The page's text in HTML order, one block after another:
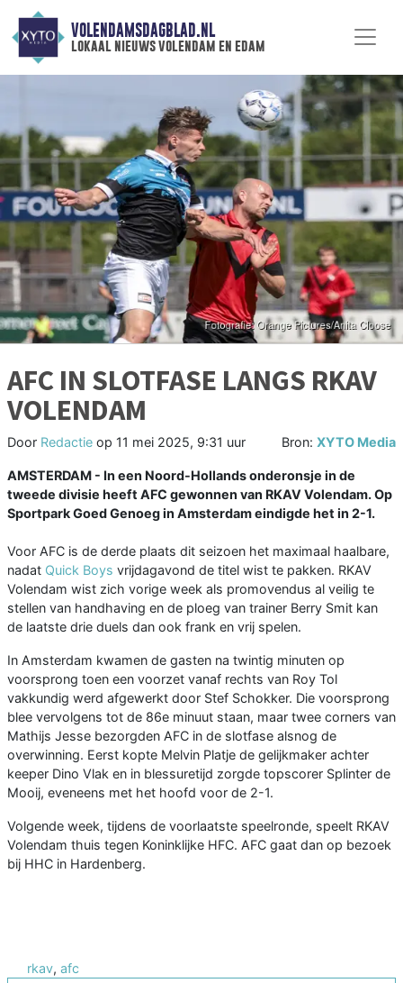
VOLENDAMSDAGBLAD.NL
lokaal nieuws volendam en edam
AFC IN SLOTFASE LANGS RKAV
VOLENDAM
Door Redactie op 11 mei 2025, 9:31 uur Bron: XYTO Media
AMSTERDAM - In een Noord-Hollands onderonsje in de
tweede divisie heeft AFC gewonnen van RKAV Volendam. Op
Sportpark Goed Genoeg in Amsterdam eindigde het in 2-1.
Voor AFC is de derde plaats dit seizoen het maximaal haalbare,
nadat Quick Boys vrijdagavond de titel wist te pakken. RKAV
Volendam wist zich vorige week als promovendus al veilig te
stellen van handhaving en de ploeg van trainer Berry Smit kan
de laatste drie duels dan ook frank en vrij spelen.
In Amsterdam kwamen de gasten na twintig minuten op
voorsprong toen een voorzet vanaf rechts van Roy Tol
vakkundig werd afgewerkt door Stef Schokker. Die voorsprong
blee vervolgens tot de 86e minuut staan, maar twee corners van
Mathijs Jesse bezorgden AFC in de slotfase alsnog de
overwinning. Eerst kopte Melvin Platje de gelijkmaker achter
keeper Dino Vlak en in blessuretijd zorgde topscorer Splinter de
Mooij, eveneens met het hoofd voor de 2-1.
Volgende week, tijdens de voorlaatste speelronde, speelt RKAV
Volendam thuis tegen Koninklijke HFC. AFC gaat dan op bezoek
bij HHC in Hardenberg.
rkav, afc